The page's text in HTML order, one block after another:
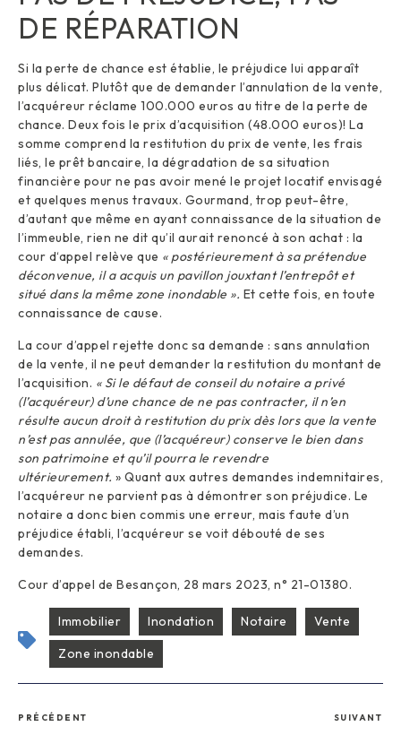
DE RÉPARATION
Si la perte de chance est établie, le préjudice lui apparaît
plus délicat. Plutôt que de demander l’annulation de la vente,
l’acquéreur réclame 100.000 euros au titre de la perte de
chance. Deux fois le prix d’acquisition (48.000 euros)! La
somme comprend la restitution du prix de vente, les frais
liés, le prêt bancaire, la dégradation de sa situation
financière pour ne pas avoir mené le projet locatif envisagé
et quelques menus travaux. Gourmand, trop peut-être,
d’autant que même en ayant connaissance de la situation de
l’immeuble, rien ne dit qu’il aurait renoncé à son achat : la
cour d‘appel relève que « postérieurement à sa prétendue
déconvenue, il a acquis un pavillon jouxtant l’entrepôt et
situé dans la même zone inondable ». Et cette fois, en toute
connaissance de cause.
La cour d’appel rejette donc sa demande : sans annulation
de la vente, il ne peut demander la restitution du montant de
l’acquisition. « Si le défaut de conseil du notaire a privé
(l’acquéreur) d’une chance de ne pas contracter, il n’en
résulte aucun droit à restitution du prix dès lors que la vente
n’est pas annulée, que (l’acquéreur) conserve le bien dans
son patrimoine et qu’il pourra le revendre
ultérieurement. » Quant aux autres demandes indemnitaires,
l’acquéreur ne parvient pas à démontrer son préjudice. Le
notaire a donc bien commis une erreur, mais faute d’un
préjudice établi, l’acquéreur se voit débouté de ses
demandes.
Cour d’appel de Besançon, 28 mars 2023, n° 21-01380.
Immobilier Inondation Notaire
Vente
Zone inondable
PRÉCÉDENT SUIVANT